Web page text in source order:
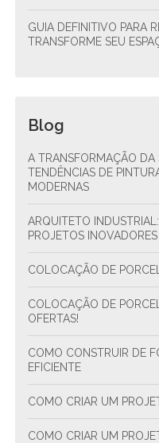
GUIA DEFINITIVO PARA REFORMA DE PRÉDIO:
TRANSFORME SEU
Blog
A TRANSFORMAÇÃO DA SUA CASA: DICAS E
TENDÊNCIAS DE
MODERNAS
ARQUITETO INDUSTRIAL: ESTRATÉGIAS ESSENCIAIS PARA
PROJETOS INOVADORES
COLOCAÇÃO DE
COLOCAÇÃO DE PORCELANATO PREÇO: APROVEITE AS
OFERTAS!
COMO CONSTRUIR DE FORMA SUSTENTÁVEL E
EFICIENTE
COMO CRIAR UM
COMO CRIAR UM PROJETO DE CONDOMÍNIO